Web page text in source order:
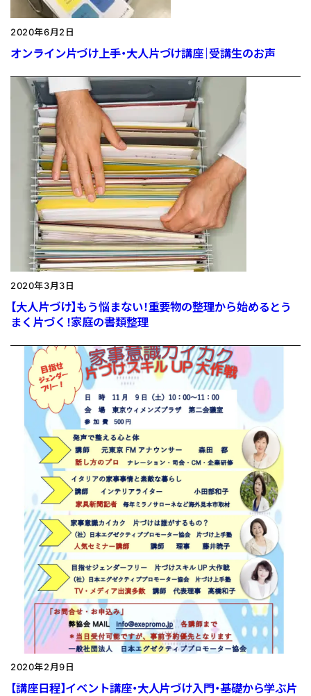
2020年6月2日
オンライン片づけ上手・大人片づけ講座｜受講生のお声
2020年3月3日
【大人片づけ】もう悩まない！重要物の整理から始めるとう
まく片づく！家庭の書類整理
2020年2月9日
【講座日程】イベント講座・大人片づけ入門・基礎から学ぶ片